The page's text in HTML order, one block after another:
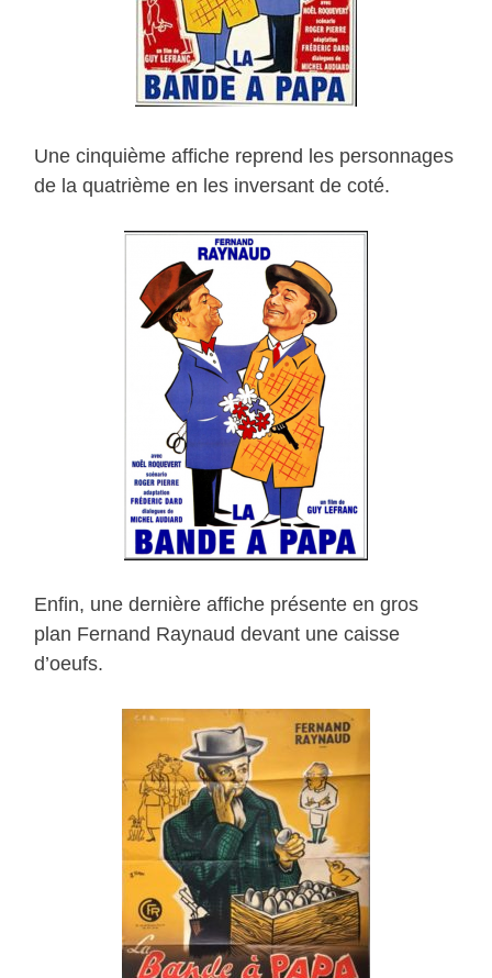
Une cinquième affiche reprend les personnages
de la quatrième en les inversant de coté.
Enfin, une dernière affiche présente en gros
plan Fernand Raynaud devant une caisse
d’oeufs.